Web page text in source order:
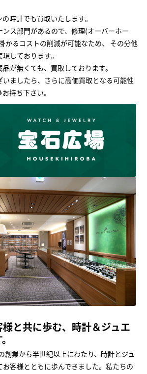
時計でも買取いたします｡
ンス部門があるので、修理(オーバーホー
かるコストの削減が可能なため、 その分他
しております｡
が無くても、買取しております。
ましたら、さらに高価買取となる可能性
持ち下さい｡
と共に歩む、時計＆ジュエ
創業から半世紀以上にわたり、時計とジュ
客様とともに歩んできました。私たちの